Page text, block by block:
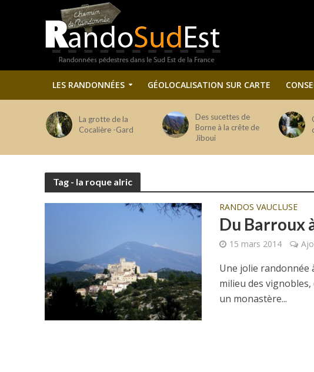
LES RANDONNÉES GÉOLOCALISATION SUR CARTE
La grotte de la
Cocalière -Gard
Des sucettes de
Borne à la crête de
Jiboui
Tag - la roque alric
RANDOS VAUCLUSE
Du Barroux
15 mars 2014
Une jolie randonnée
milieu des
un monastère...